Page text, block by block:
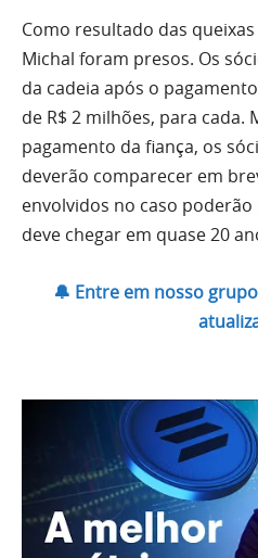
Como resultado das
Michal foram presos. Os
da cadeia após o
de R$ 2 milhões, para cada.
pagamento da fiança, os
deverão comparecer em
envolvidos no caso
deve chegar em quase 20
🔔 Entre em nosso